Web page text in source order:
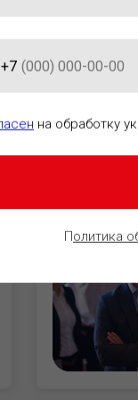
+7
на обработку
Политика